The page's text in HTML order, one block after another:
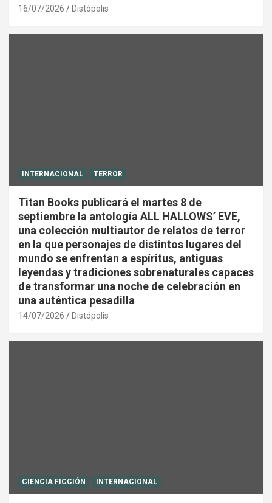
16/07/2026 Distópolis
INTERNACIONAL TERROR
Titan Books publicará el martes 8 de
septiembre la antología ALL HALLOWS’ EVE,
una colección multiautor de relatos de terror
en la que personajes de distintos lugares del
mundo se enfrentan a espíritus, antiguas
leyendas y tradiciones sobrenaturales capaces
de transformar una noche de celebración en
una auténtica pesadilla
14/07/2026 Distópolis
CIENCIA FICCIÓN INTERNACIONAL